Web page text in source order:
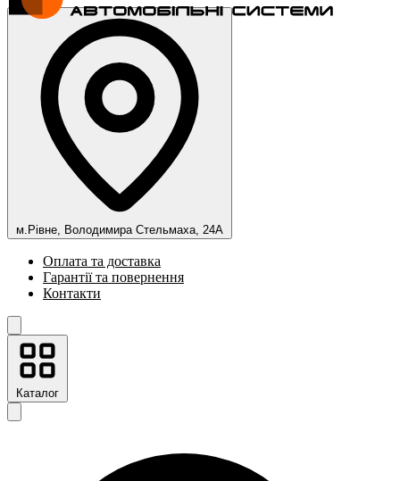
м.Рівне, Володимира Стельмаха, 24А
Оплата та доставка
Гарантії та повернення
Контакти
Каталог